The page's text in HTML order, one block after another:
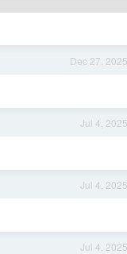
Dec 27, 2025
Jul 4, 2025
Jul 4, 2025
Jul 4, 2025